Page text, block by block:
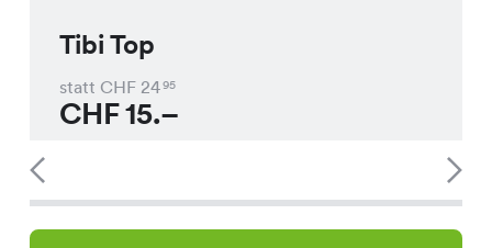
Tibi Top
statt CHF 2495
CHF15.–